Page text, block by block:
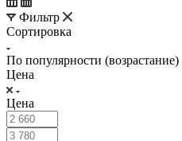
Фильтр
Сортировка
По популярности (возрастание)
Цена
Цена